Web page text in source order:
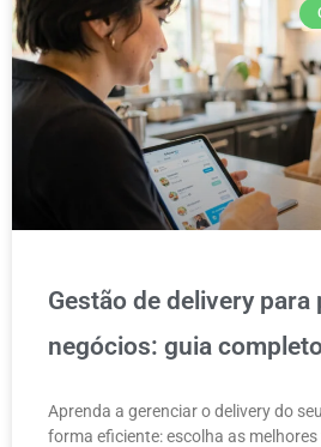
Gestão de delivery para
negócios: guia
Aprenda a gerenciar o delivery do
forma eficiente: escolha as